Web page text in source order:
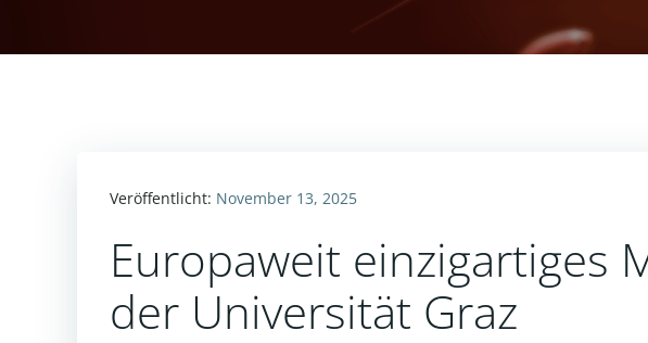
Veröffentlicht: November 13, 2025
Europaweit einzigartiges
der Universität Graz